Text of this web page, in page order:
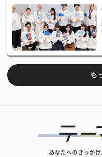
も
あなたへのきっか